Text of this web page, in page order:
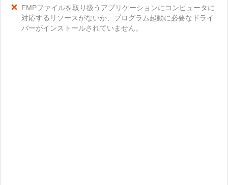
FMPファイルを取り扱うアプリケーションにコンピュータに
対応するリソースがないか、プログラム起動に必要なドライ
バーがインストールされていません。